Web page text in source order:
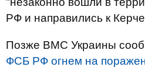
РФ и направились к
Позже ВМС Украины
ФСБ РФ огнем на